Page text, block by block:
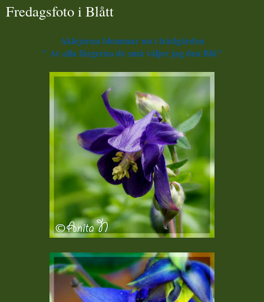
Fredagsfoto i Blått
Aklejorna blommar nu i trädgården
" Av alla färgerna de små väljer jag den Blå"